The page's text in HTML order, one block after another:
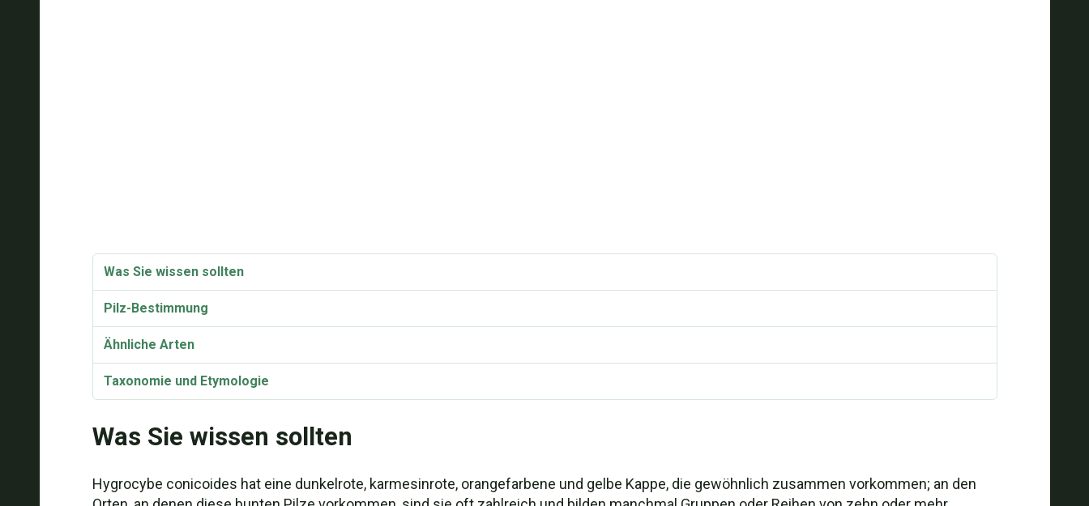
Was Sie wissen sollten
Pilz-Bestimmung
Ähnliche Arten
Taxonomie und Etymologie
Was Sie wissen sollten
Hygrocybe conicoides hat eine dunkelrote, karmesinrote, orangefarbene und gelbe Kappe, die gewöhnlich zusammen vorkommen; an den